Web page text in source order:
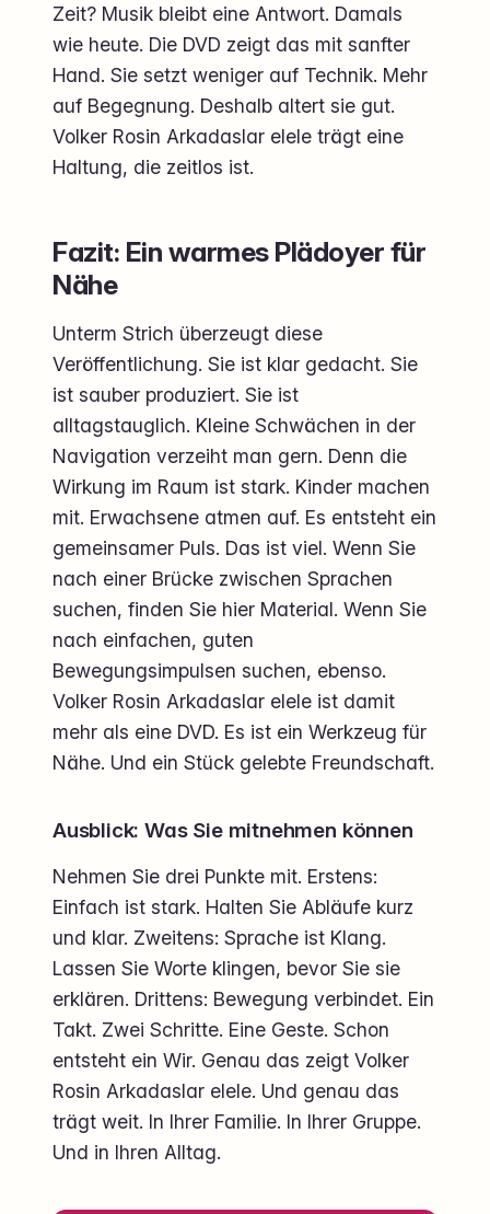
Zeit? Musik bleibt eine Antwort. Damals
wie heute. Die DVD zeigt das mit sanfter
Hand. Sie setzt weniger auf Technik. Mehr
auf Begegnung. Deshalb altert sie gut.
Volker Rosin Arkadaslar elele trägt eine
Haltung, die zeitlos ist.
Fazit: Ein warmes Plädoyer für
Nähe
Unterm Strich überzeugt diese
Veröffentlichung. Sie ist klar gedacht. Sie
ist sauber produziert. Sie ist
alltagstauglich. Kleine Schwächen in der
Navigation verzeiht man gern. Denn die
Wirkung im Raum ist stark. Kinder machen
mit. Erwachsene atmen auf. Es entsteht ein
gemeinsamer Puls. Das ist viel. Wenn Sie
nach einer Brücke zwischen Sprachen
suchen, finden Sie hier Material. Wenn Sie
nach einfachen, guten
Bewegungsimpulsen suchen, ebenso.
Volker Rosin Arkadaslar elele ist damit
mehr als eine DVD. Es ist ein Werkzeug für
Nähe. Und ein Stück gelebte Freundschaft.
Ausblick: Was Sie mitnehmen können
Nehmen Sie drei Punkte mit. Erstens:
Einfach ist stark. Halten Sie Abläufe kurz
und klar. Zweitens: Sprache ist Klang.
Lassen Sie Worte klingen, bevor Sie sie
erklären. Drittens: Bewegung verbindet. Ein
Takt. Zwei Schritte. Eine Geste. Schon
entsteht ein Wir. Genau das zeigt Volker
Rosin Arkadaslar elele. Und genau das
trägt weit. In Ihrer Familie. In Ihrer Gruppe.
Und in Ihren Alltag.